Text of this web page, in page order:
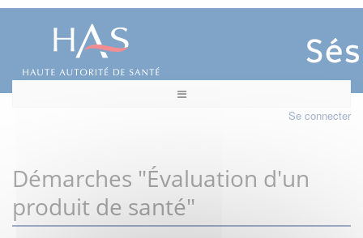
Se connecter
Démarches "Évaluation d'un
produit de santé"